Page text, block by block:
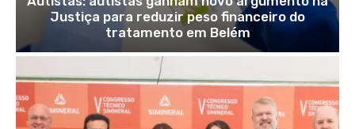
Justiça para reduzir peso financeiro do
tratamento em Belém